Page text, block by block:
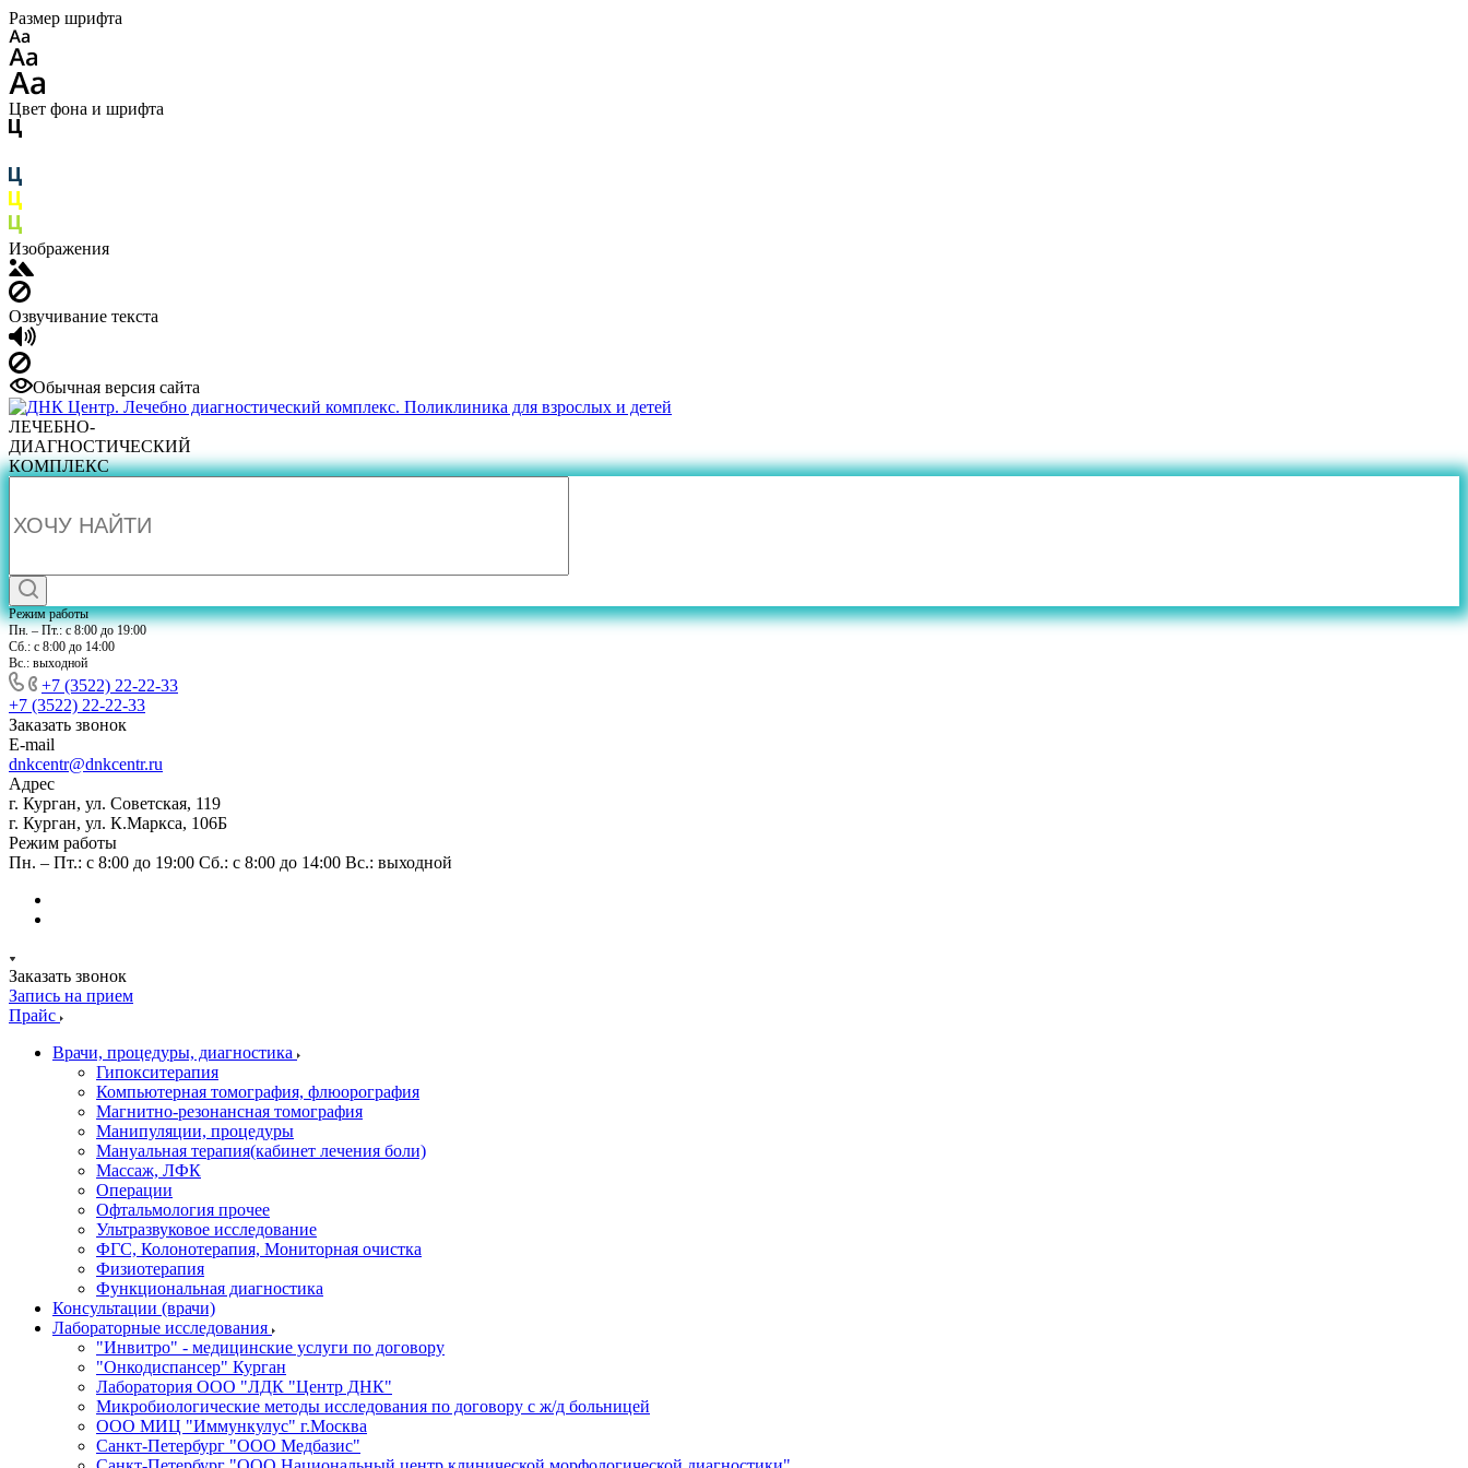
Размер шрифта
Цвет фона и шрифта
Изображения
Озвучивание текста
Обычная версия сайта
ЛЕЧЕБНО-
ДИАГНОСТИЧЕСКИЙ
КОМПЛЕКС
Режим работы
Пн. – Пт.: с 8:00 до 19:00
Сб.: с 8:00 до 14:00
Вс.: выходной
+7 (3522) 22-22-33
+7 (3522) 22-22-33
Заказать звонок
E-mail
dnkcentr@dnkcentr.ru
Адрес
г. Курган, ул. Советская, 119
г. Курган, ул. К.Маркса, 106Б
Режим работы
Пн. – Пт.: с 8:00 до 19:00 Сб.: с 8:00 до 14:00 Вс.: выходной
Заказать звонок
Запись на прием
Прайс
Врачи, процедуры, диагностика
Гипокситерапия
Компьютерная томография, флюорография
Магнитно-резонансная томография
Манипуляции, процедуры
Мануальная терапия(кабинет лечения боли)
Массаж, ЛФК
Операции
Офтальмология прочее
Ультразвуковое исследование
ФГС, Колонотерапия, Мониторная очистка
Физиотерапия
Функциональная диагностика
Консультации (врачи)
Лабораторные исследования
"Инвитро" - медицинские услуги по договору
"Онкодиспансер" Курган
Лаборатория ООО "ЛДК "Центр ДНК"
Микробиологические методы исследования по договору с ж/д больницей
ООО МИЦ "Иммункулус" г.Москва
Санкт-Петербург "ООО Медбазис"